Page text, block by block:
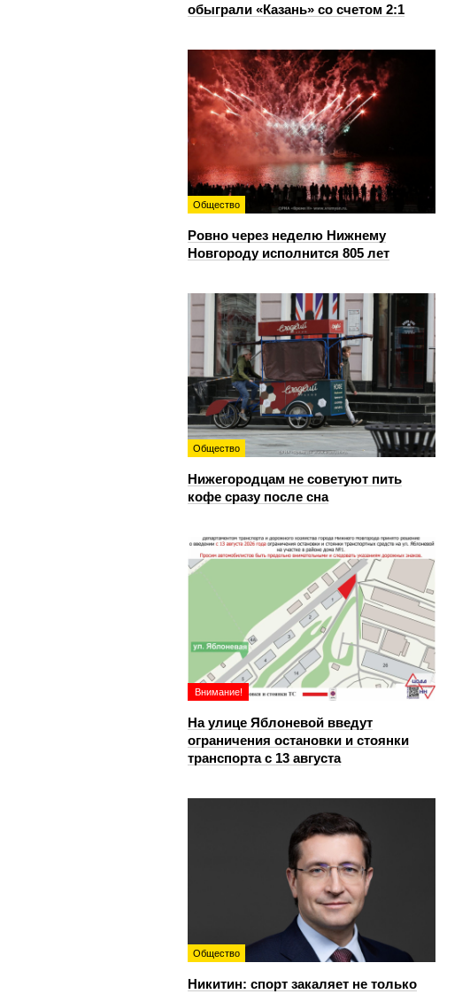
обыграли «Казань» со счетом 2:1
Общество
Ровно через неделю Нижнему
Новгороду исполнится 805 лет
Общество
Нижегородцам не советуют пить
кофе сразу после сна
Внимание!
На улице Яблоневой введут
ограничения остановки и стоянки
транспорта с 13 августа
Общество
Никитин: спорт закаляет не только